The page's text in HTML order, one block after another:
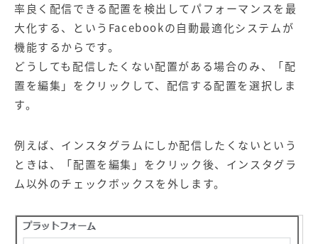
率良く配信できる配置を検出してパフォーマンスを最
大化する、というFacebookの自動最適化システムが
機能するからです。
どうしても配信したくない配置がある場合のみ、「配
置を編集」をクリックして、配信する配置を選択しま
す。
例えば、インスタグラムにしか配信したくないという
ときは、「配置を編集」をクリック後、インスタグラ
ム以外のチェックボックスを外します。